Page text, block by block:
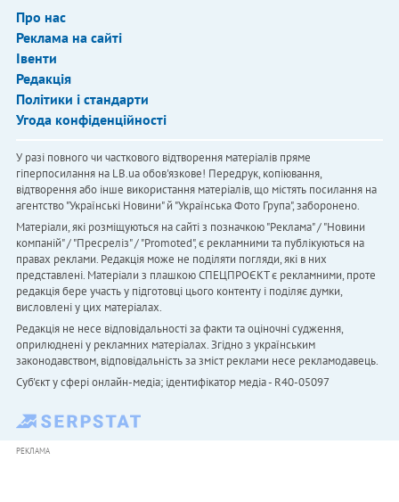
Про нас
Реклама на сайті
Івенти
Редакція
Політики і стандарти
Угода конфіденційності
У разі повного чи часткового відтворення матеріалів пряме
гіперпосилання на LB.ua обов'язкове! Передрук, копіювання,
відтворення або інше використання матеріалів, що містять посилання на
агентство "Українськi Новини" й "Українська Фото Група", заборонено.
Матеріали, які розміщуються на сайті з позначкою "Реклама" / "Новини
компаній" / "Пресреліз" / "Promoted", є рекламними та публікуються на
правах реклами. Редакція може не поділяти погляди, які в них
представлені. Матеріали з плашкою СПЕЦПРОЄКТ є рекламними, проте
редакція бере участь у підготовці цього контенту і поділяє думки,
висловлені у цих матеріалах.
Редакція не несе відповідальності за факти та оціночні судження,
оприлюднені у рекламних матеріалах. Згідно з українським
законодавством, відповідальність за зміст реклами несе рекламодавець.
Cуб'єкт у сфері онлайн-медіа; ідентифікатор медіа - R40-05097
РЕКЛАМА